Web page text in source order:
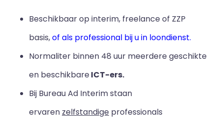
Beschikbaar op interim, freelance of ZZP
basis,of als professional bij u in loondienst.
Normaliter binnen 48 uur meerdere geschikte
en beschikbareICT-ers.
Bij Bureau Ad Interim staan
ervaren zelfstandige professionals